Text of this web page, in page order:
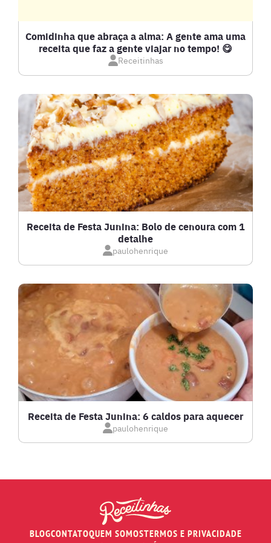
DOCES E SOBREMESAS
DRINKS
FRANGO
FRUTOS DO MAR
GRATINADOS
LANCHES
LASANHAS
LOW CARB
MASSAS E PASTAS
Comidinha que abraça a alma: A gente ama uma
receita que faz a gente viajar no tempo! 😋
Receitinhas
Receita de Festa Junina: Bolo de cenoura com 1
detalhe
paulohenrique
Receita de Festa Junina: 6 caldos para aquecer
paulohenrique
BLOGCONTATOQUEM SOMOSTERMOS E PRIVACIDADE